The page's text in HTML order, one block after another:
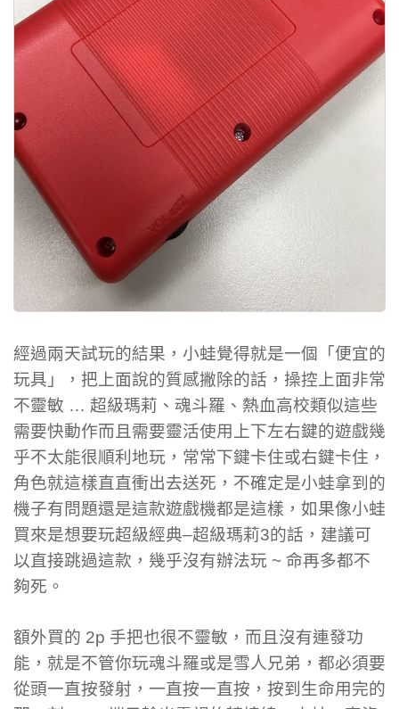
經過兩天試玩的結果，小蛙覺得就是一個「便宜的
玩具」，把上面說的質感撇除的話，操控上面非常
不靈敏 … 超級瑪莉、魂斗羅、熱血高校類似這些
需要快動作而且需要靈活使用上下左右鍵的遊戲幾
乎不太能很順利地玩，常常下鍵卡住或右鍵卡住，
角色就這樣直直衝出去送死，不確定是小蛙拿到的
機子有問題還是這款遊戲機都是這樣，如果像小蛙
買來是想要玩超級經典–超級瑪莉3的話，建議可
以直接跳過這款，幾乎沒有辦法玩 ~ 命再多都不
夠死。
額外買的 2p 手把也很不靈敏，而且沒有連發功
能，就是不管你玩魂斗羅或是雪人兄弟，都必須要
從頭一直按發射，一直按一直按，按到生命用完的